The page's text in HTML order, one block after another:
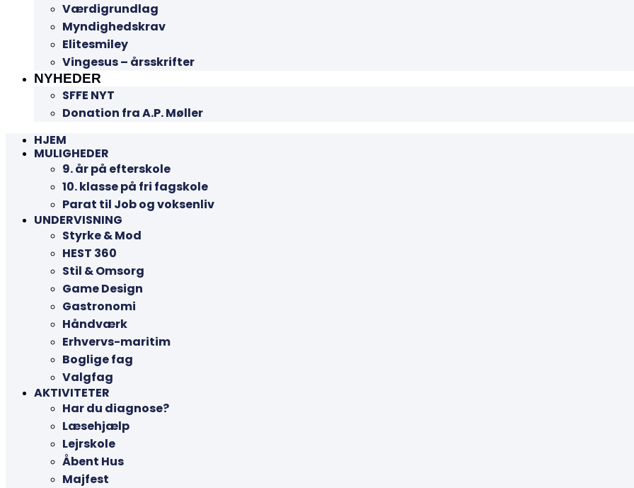
Værdigrundlag
Myndighedskrav
Elitesmiley
Vingesus – årsskrifter
NYHEDER
SFFE NYT
Donation fra A.P. Møller
HJEM
MULIGHEDER
9. år på efterskole
10. klasse på fri fagskole
Parat til Job og voksenliv
UNDERVISNING
Styrke & Mod
HEST 360
Stil & Omsorg
Game Design
Gastronomi
Håndværk
Erhvervs-maritim
Boglige fag
Valgfag
AKTIVITETER
Har du diagnose?
Læsehjælp
Lejrskole
Åbent Hus
Majfest